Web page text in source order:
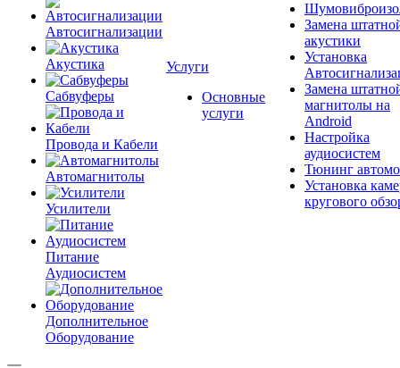
Автосигнализации
Акустика
Сабвуферы
Провода и Кабели
Автомагнитолы
Усилители
Питание
Аудиосистем
Дополнительное
Оборудование
Услуги
Основные
услуги
Замена
акустики
Установка
Замена
магнитолы на
Android
Настройка
аудиосистем
Тюнинг
Установка
кругового